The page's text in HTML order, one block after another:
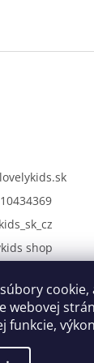
webovej
funkcie,
lovelykids.sk
shop